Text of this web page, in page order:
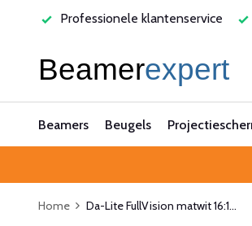
Originele kwaliteitsproducten
Beamers Beugels
Home Da-Lite FullVision matwit 16:1...